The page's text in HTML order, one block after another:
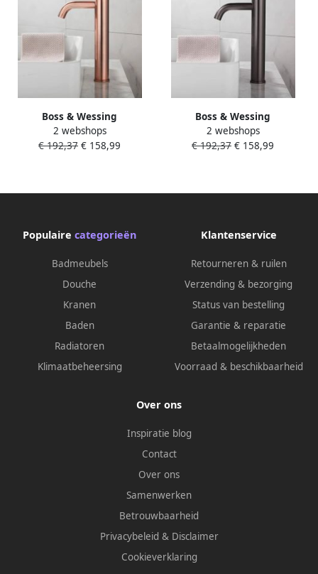
Boss & Wessing
Wastafelkraan BWS Plus 30.5
cm Geborsteld Koper
2 webshops
€ 192,37 € 158,99
Boss & Wessing
Wastafelkraan BWS Plus 30.5
cm Gunmetal
2 webshops
€ 192,37 € 158,99
Populaire categorieën
Badmeubels
Douche
Kranen
Baden
Radiatoren
Klimaatbeheersing
Klantenservice
Retourneren & ruilen
Verzending & bezorging
Status van bestelling
Garantie & reparatie
Betaalmogelijkheden
Voorraad & beschikbaarheid
Over ons
Inspiratie blog
Contact
Over ons
Samenwerken
Betrouwbaarheid
Privacybeleid & Disclaimer
Cookieverklaring